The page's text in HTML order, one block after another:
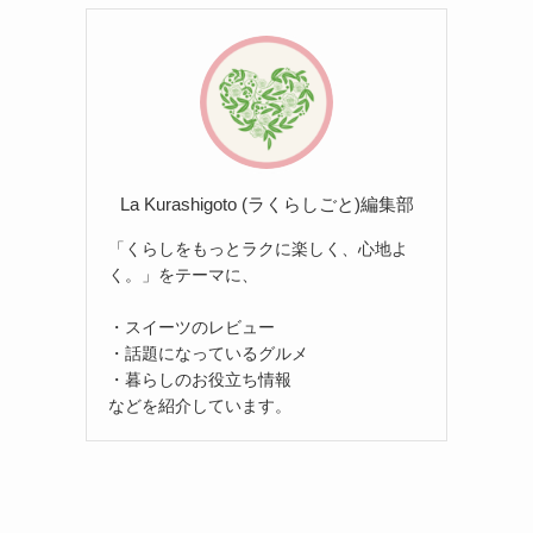
La Kurashigoto (ラくらしごと)編集部
「くらしをもっとラクに楽しく、心地よ
く。」をテーマに、
・スイーツのレビュー
・話題になっているグルメ
・暮らしのお役立ち情報
などを紹介しています。